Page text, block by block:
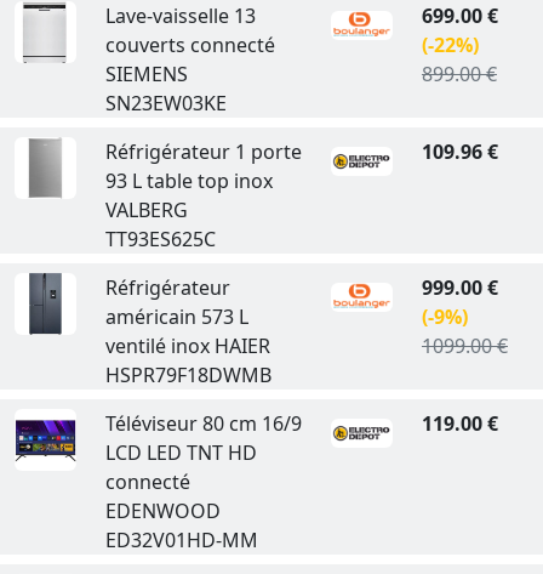
Lave-vaisselle 13
couverts connecté
SIEMENS
SN23EW03KE
699.00 €
(-22%)
899.00 €
Réfrigérateur 1 porte
93 L table top inox
VALBERG
TT93ES625C
109.96 €
Réfrigérateur
américain 573 L
ventilé inox HAIER
HSPR79F18DWMB
999.00 €
(-9%)
1099.00 €
Téléviseur 80 cm 16/9
LCD LED TNT HD
connecté
EDENWOOD
ED32V01HD-MM
119.00 €